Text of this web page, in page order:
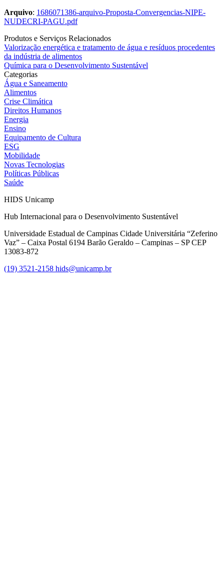
Arquivo: 1686071386-arquivo-Proposta-Convergencias-NIPE-
NUDECRI-PAGU.pdf
Produtos e Serviços Relacionados
Valorização energética e tratamento de água e resíduos procedentes
da indústria de alimentos
Química para o Desenvolvimento Sustentável
Categorias
Água e Saneamento
Alimentos
Crise Climática
Direitos Humanos
Energia
Ensino
Equipamento de Cultura
ESG
Mobilidade
Novas Tecnologias
Políticas Públicas
Saúde
HIDS Unicamp
Hub Internacional para o Desenvolvimento Sustentável
Universidade Estadual de Campinas Cidade Universitária “Zeferino
Vaz” – Caixa Postal 6194 Barão Geraldo – Campinas – SP CEP
13083-872
(19) 3521-2158 hids@unicamp.br